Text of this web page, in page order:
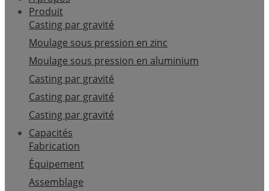
Produit
Casting par gravité
Moulage sous pression en zinc
Moulage sous pression en aluminium
Casting par gravité
Casting par gravité
Casting par gravité
Capacités
Fabrication
Équipement
Assemblage